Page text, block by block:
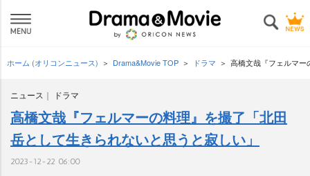
ホーム (オリコンニュース) Drama&Movie TOP ドラマ 高橋文哉『フェルマー
ニュース ドラマ
高橋文哉『フェルマーの料理』を撮了「北田
岳として生きられないと思うと寂しい」
2023-12-22 06:00